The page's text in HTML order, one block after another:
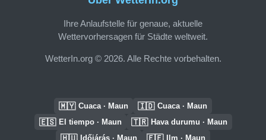
Ihre Anlaufstelle für genaue, aktuelle
Wettervorhersagen für Städte weltweit.
WetterIn.org © 2026. Alle Rechte vorbehalten.
🇲🇾 Cuaca · Maun 🇮🇩 Cuaca · Maun
🇪🇸 El tiempo · Maun 🇹🇷 Hava durumu · Maun
🇭🇺 Időjárás · Maun 🇪🇪 Ilm · Maun